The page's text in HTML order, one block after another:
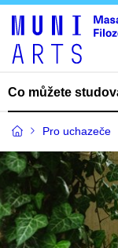
Co můžete
Pro uchazeče